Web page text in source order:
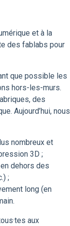
et à la
des fablabs pour
que possible les
hors-les-murs.
des
Aujourd’hui, nous
nombreux et
3D ;
dehors des
;
long (en
aux